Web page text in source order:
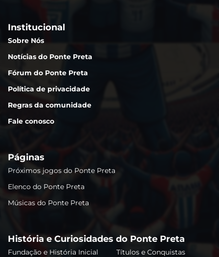
Institucional
Sobre Nós
Notícias do Ponte Preta
Fórum do Ponte Preta
Política de privacidade
Regras da comunidade
Fale conosco
Páginas
Próximos jogos do Ponte Preta
Elenco do Ponte Preta
Músicas do Ponte Preta
História e Curiosidades do Ponte Preta
Fundação e História Inicial
Títulos e Conquistas